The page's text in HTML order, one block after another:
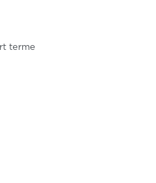
terme